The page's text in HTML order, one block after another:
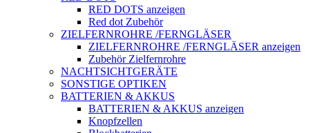
RED DOTS anzeigen
Red dot Zubehör
ZIELFERNROHRE /FERNGLÄSER
ZIELFERNROHRE /FERNGLÄSER anzeigen
Zubehör Zielfernrohre
NACHTSICHTGERÄTE
SONSTIGE OPTIKEN
BATTERIEN & AKKUS
BATTERIEN & AKKUS anzeigen
Knopfzellen